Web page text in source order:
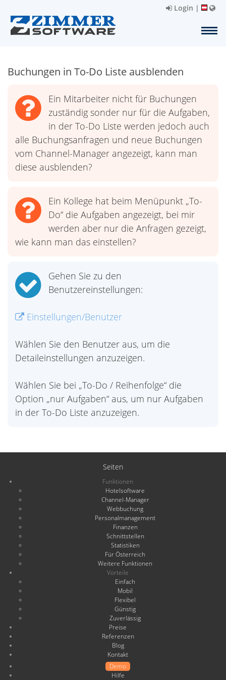
Login |
Buchungen in To-Do Liste ausblenden
Ein Mitarbeiter nicht für Buchungen
zuständig sonder nur für die Aufgaben,
in der To-Do Liste werden jedoch auch
alle Buchungsanfragen und neue Buchungen
vom Channel-Manager angezeigt, kann man
diese ausblenden?
Ein Kollege hat beim Menüpunkt „To-
Do“ die Aufgaben angezeigt, bei mir
werden aber nur die Anfragen gezeigt,
wie kann man das einstellen?
Gehen Sie zu den
Benutzereinstellungen:
Einstellungen/Benutzer
Wählen Sie den Benutzer aus, um die
Detaileinstellungen anzuzeigen.
Wählen Sie bei „To-Do / Reihenfolge“ die
Option „nur Aufgaben“ aus, um nur Aufgaben
in der To-Do Liste anzuzeigen.
Seiten
Funktionen
Hotelsoftware
Channel-Manager
Webbuchung
Personalmanagement
Finanzen
Schnittstellen
Statistiken
Für Österreich
Weitere Funktionen
Vorteile
Einfach
Mobil
Flexibel
Günstig
Zuverlässig
Preise
Referenzen
Blog
Kontakt
Demo
Hilfe